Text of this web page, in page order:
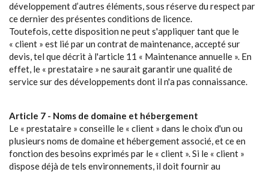
développement d’autres éléments, sous réserve du respect par
ce dernier des présentes conditions de licence.
Toutefois, cette disposition ne peut s'appliquer tant que le
« client » est lié par un contrat de maintenance, accepté sur
devis, tel que décrit à l'article 11 « Maintenance annuelle ». En
effet, le « prestataire » ne saurait garantir une qualité de
service sur des développements dont il n'a pas connaissance.
Article 7 - Noms de domaine et hébergement
Le « prestataire » conseille le « client » dans le choix d'un ou
plusieurs noms de domaine et hébergement associé, et ce en
fonction des besoins exprimés par le « client ». Si le « client »
dispose déjà de tels environnements, il doit fournir au